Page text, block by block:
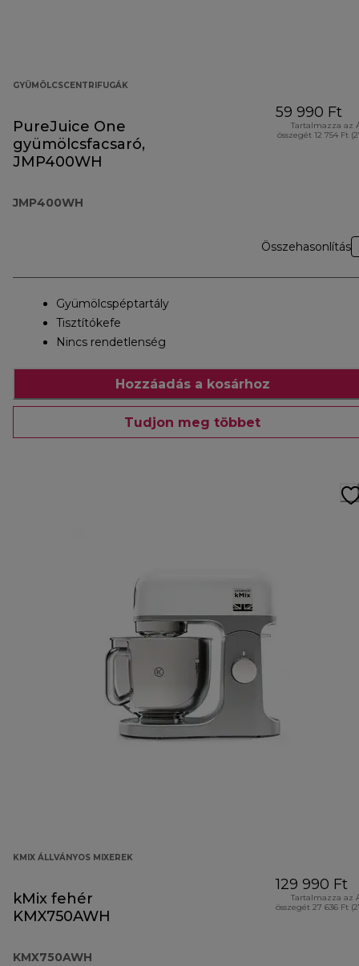
GYÜMÖLCSCENTRIFUGÁK
PureJuice One
gyümölcsfacsaró,
JMP400WH
JMP400WH
59 990 Ft
Tartalmazza az
összegét 12 754 Ft
Összehasonlítás
Gyümölcspéptartály
Tisztítókefe
Nincs rendetlenség
Hozzáadás a kosárhoz
Tudjon meg többet
KMIX ÁLLVÁNYOS MIXEREK
kMix fehér
KMX750AWH
KMX750AWH
129 990 Ft
Tartalmazza az
összegét 27 636 Ft